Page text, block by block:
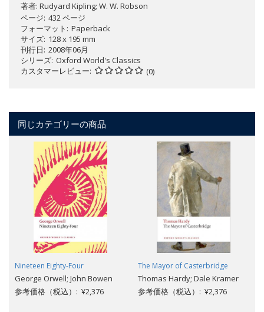
著者: Rudyard Kipling; W. W. Robson
ページ 432 ページ
フォーマット
Paperback
サイズ 128 x 195 mm
刊行日 2008年06月
シリーズ Oxford World's Classics
カスタマーレビュー
(0)
同じカテゴリーの商品
Nineteen Eighty-Four
George Orwell; John Bowen
参考価格（税込）: ¥2,376
The Mayor of Casterbridge
Thomas Hardy; Dale Kramer
参考価格（税込）: ¥2,376